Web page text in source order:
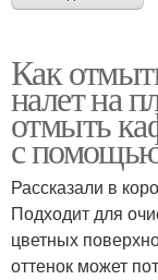
Как
налет на
отмыть
с
Рассказали в
Подходит для
цветных
оттенок может